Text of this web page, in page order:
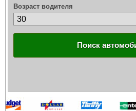
Возраст водителя
Поиск